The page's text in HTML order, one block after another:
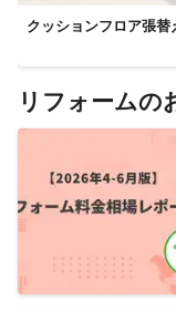
クッションフロア張替
リフォームの